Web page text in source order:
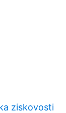
ziskovosti